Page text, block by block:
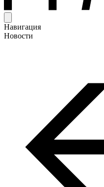
Навигация
Новости